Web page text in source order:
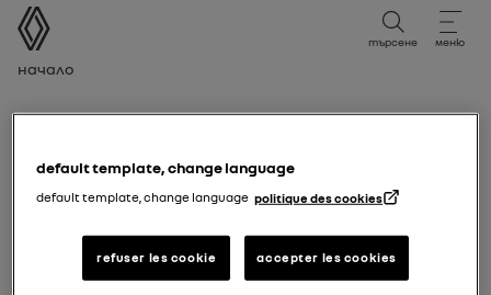
Ръководство за потребителя
търсене меню
Навигационен път
Начало
default template, change language
default template, change language politique des cookies
refuser les cookie accepter les cookies